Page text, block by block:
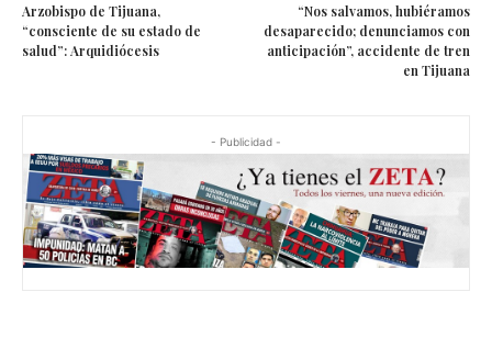
Arzobispo de Tijuana,
“consciente de su estado de
salud”: Arquidiócesis
“Nos salvamos, hubiéramos
desaparecido; denunciamos con
anticipación”, accidente de tren
en Tijuana
- Publicidad -